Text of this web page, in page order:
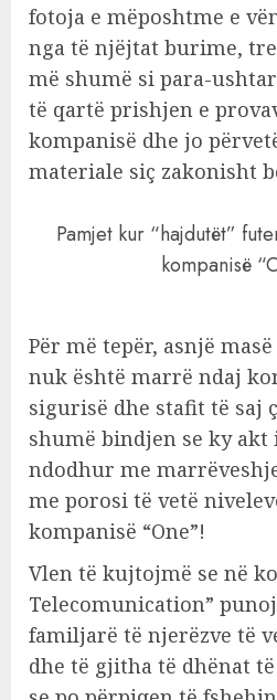
fotoja e mëposhtme e
nga të njëjtat burime,
më shumë si para-
të qartë prishjen e
kompanisë dhe jo
materiale siç zakonisht
Pamjet kur “hajdutët”
kompanisë
Për më tepër, asnjë
nuk është marrë ndaj
sigurisë dhe stafit të saj
shumë bindjen se ky akt
ndodhur me
me porosi të vetë
kompanisë “One”!
Vlen të kujtojmë se në
Telecomunication”
familjarë të njerëzve të
dhe të gjitha të dhënat